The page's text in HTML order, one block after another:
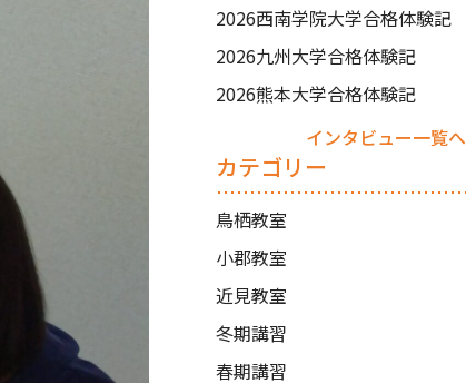
2026西南学院大学合格体験記
2026九州大学合格体験記
2026熊本大学合格体験記
インタビュー一覧へ
カテゴリー
鳥栖教室
小郡教室
近見教室
冬期講習
春期講習